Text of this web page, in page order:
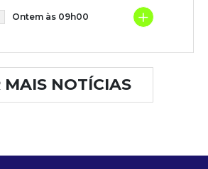
Ontem às 09h00 +
MAIS NOTÍCIAS